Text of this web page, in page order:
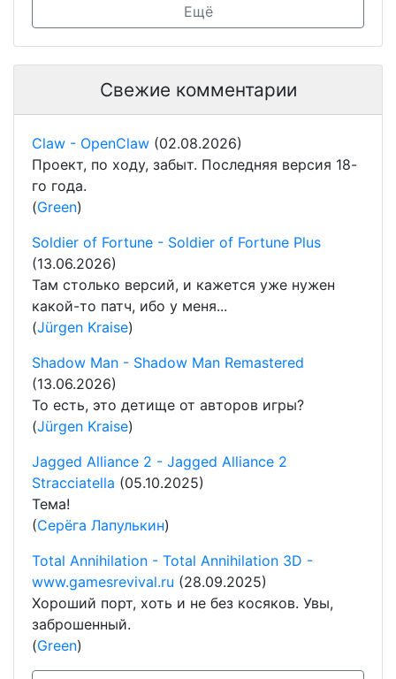
Ещё
Свежие комментарии
Claw - OpenClaw (02.08.2026)
Проект, по ходу, забыт. Последняя версия 18-
го года.
(Green)
Soldier of Fortune - Soldier of Fortune Plus
(13.06.2026)
Там столько версий, и кажется уже нужен
какой-то патч, ибо у меня...
(Jürgen Kraise)
Shadow Man - Shadow Man Remastered
(13.06.2026)
То есть, это детище от авторов игры?
(Jürgen Kraise)
Jagged Alliance 2 - Jagged Alliance 2
Stracciatella (05.10.2025)
Тема!
(Серёга Лапулькин)
Total Annihilation - Total Annihilation 3D -
www.gamesrevival.ru (28.09.2025)
Хороший порт, хоть и не без косяков. Увы,
заброшенный.
(Green)